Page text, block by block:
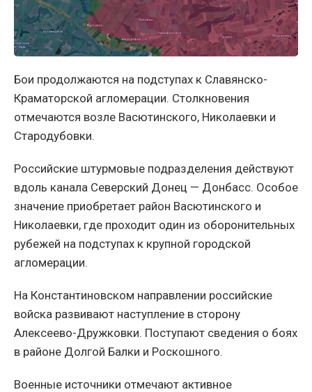
Бои продолжаются на подступах к Славянско-
Краматорской агломерации. Столкновения
отмечаются возле Васютинского, Николаевки и
Стародубовки.
Российские штурмовые подразделения действуют
вдоль канала Северский Донец — Донбасс. Особое
значение приобретает район Васютинского и
Николаевки, где проходит один из оборонительных
рубежей на подступах к крупной городской
агломерации.
На Константиновском направлении российские
войска развивают наступление в сторону
Алексеево-Дружковки. Поступают сведения о боях
в районе Долгой Балки и Роскошного.
Военные источники отмечают активное